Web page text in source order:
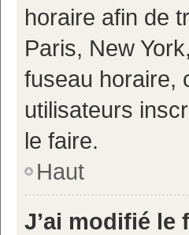
horaire afin de
Paris, New
fuseau horaire,
utilisateurs
le faire.
Haut
J’ai modifié le